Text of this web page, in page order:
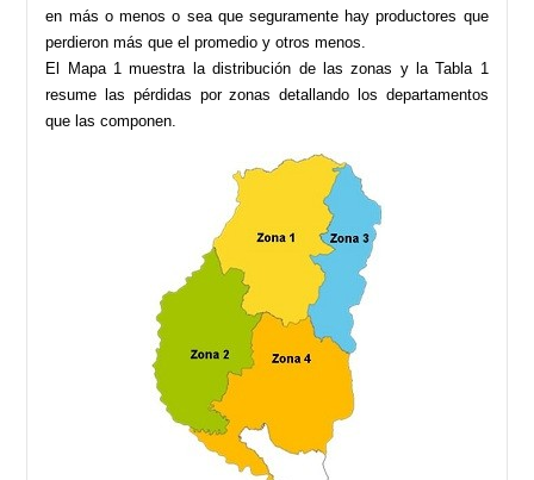
en más o menos o sea que seguramente hay productores que
perdieron más que el promedio y otros menos.
El Mapa 1 muestra la distribución de las zonas y la Tabla 1
resume las pérdidas por zonas detallando los departamentos
que las componen.